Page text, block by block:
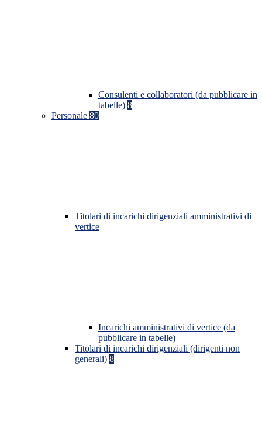
Consulenti e collaboratori (da pubblicare in
tabelle) 8
Personale 80
Titolari di incarichi dirigenziali amministrativi di
vertice
Incarichi amministrativi di vertice (da
pubblicare in tabelle)
Titolari di incarichi dirigenziali (dirigenti non
generali) 8